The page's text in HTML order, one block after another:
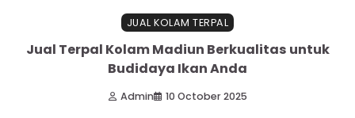
JUAL KOLAM TERPAL
Jual Terpal Kolam Madiun Berkualitas untuk
Budidaya Ikan Anda
Admin 10 October 2025